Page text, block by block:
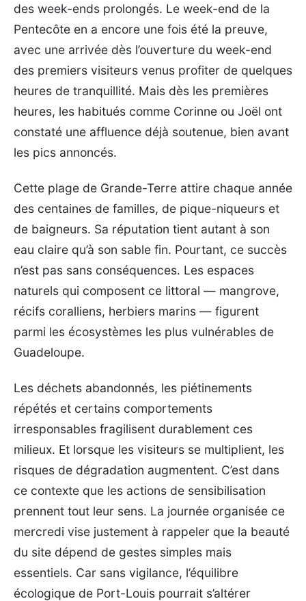
des week-ends prolongés. Le week-end de la
Pentecôte en a encore une fois été la preuve,
avec une arrivée dès l’ouverture du week-end
des premiers visiteurs venus profiter de quelques
heures de tranquillité. Mais dès les premières
heures, les habitués comme Corinne ou Joël ont
constaté une affluence déjà soutenue, bien avant
les pics annoncés.
Cette plage de Grande-Terre attire chaque année
des centaines de familles, de pique-niqueurs et
de baigneurs. Sa réputation tient autant à son
eau claire qu’à son sable fin. Pourtant, ce succès
n’est pas sans conséquences. Les espaces
naturels qui composent ce littoral — mangrove,
récifs coralliens, herbiers marins — figurent
parmi les écosystèmes les plus vulnérables de
Guadeloupe.
Les déchets abandonnés, les piétinements
répétés et certains comportements
irresponsables fragilisent durablement ces
milieux. Et lorsque les visiteurs se multiplient, les
risques de dégradation augmentent. C’est dans
ce contexte que les actions de sensibilisation
prennent tout leur sens. La journée organisée ce
mercredi vise justement à rappeler que la beauté
du site dépend de gestes simples mais
essentiels. Car sans vigilance, l’équilibre
écologique de Port-Louis pourrait s’altérer